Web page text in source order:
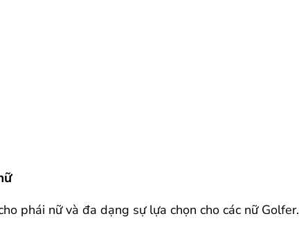
phái nữ và đa dạng sự lựa chọn cho các nữ Golfer.